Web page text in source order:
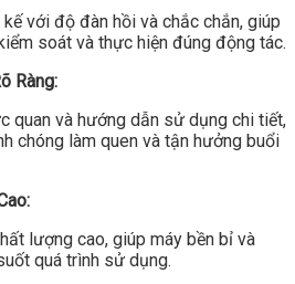
với độ đàn hồi và chắc chắn, giúp
soát và thực hiện đúng động tác.
Ràng:
quan và hướng dẫn sử dụng chi tiết,
chóng làm quen và tận hưởng buổi
lượng cao, giúp máy bền bỉ và
quá trình sử dụng.